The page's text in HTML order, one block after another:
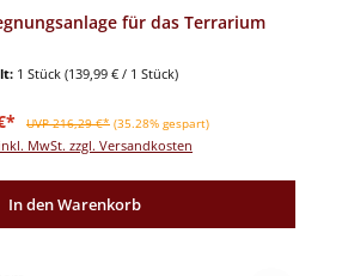
für das Terrarium
1 Stück (139,99 € / 1 Stück)
Regulärer Preis:
UVP 216,29 €* (35.28% gespart)
MwSt. zzgl. Versandkosten
In den Warenkorb